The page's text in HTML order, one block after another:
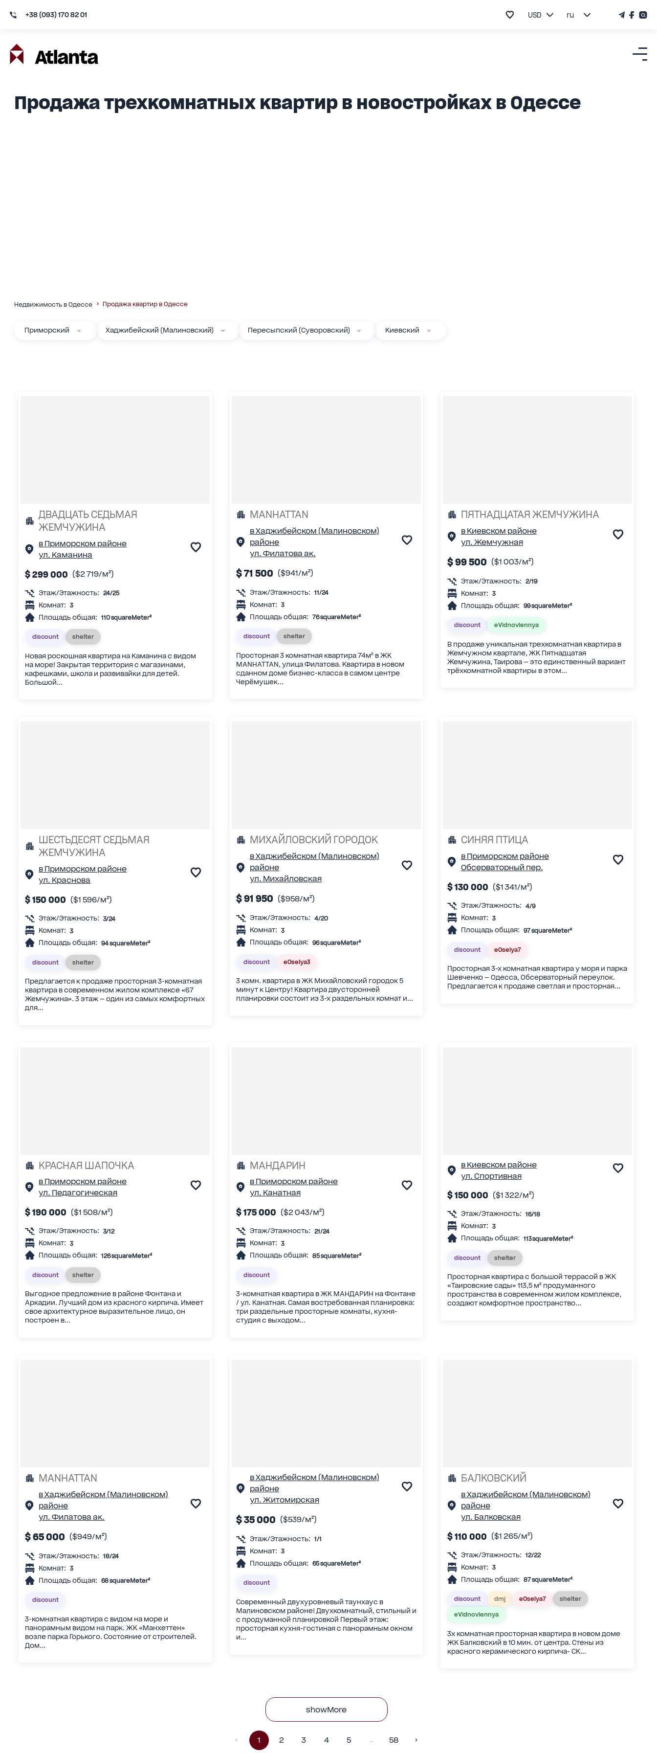
+38 (093) 170 82 01 USD ru
Продажа трехкомнатных квартир в новостройках в Одессе
Недвижимость в Одессе Продажа квартир в Одессе
Приморский Хаджибейский (Малиновский) Пересыпский (Суворовский) Киевский
ДВАДЦАТЬ СЕДЬМАЯ
ЖЕМЧУЖИНА
в Приморском районе
ул. Каманина
$ 299 000 ($2 719/м²)
Этаж/Этажность: 24/25
Комнат: 3
Площадь общая: 110 squareMeter²
discount shelter
Новая роскошная квартира на Каманина с видом
на море! Закрытая территория с магазинами,
кафешками, школа и развивайки для детей.
Большой...
MANHATTAN
в Хаджибейском (Малиновском)
районе
ул. Филатова ак.
$ 71 500 ($941/м²)
Этаж/Этажность: 11/24
Комнат: 3
Площадь общая: 76 squareMeter²
discount shelter
Просторная 3 комнатная квартира 74м² в ЖК
MANHATTAN, улица Филатова. Квартира в новом
сданном доме бизнес-класса в самом центре
Черёмушек...
ПЯТНАДЦАТАЯ ЖЕМЧУЖИНА
в Киевском районе
ул. Жемчужная
$ 99 500 ($1 003/м²)
Этаж/Этажность: 2/19
Комнат: 3
Площадь общая: 99 squareMeter²
discount eVidnovlennya
В продаже уникальная трехкомнатная квартира в
Жемчужном квартале, ЖК Пятнадцатая
Жемчужина, Таирова — это единственный вариант
трёхкомнатной квартиры в этом...
ШЕСТЬДЕСЯТ СЕДЬМАЯ
ЖЕМЧУЖИНА
в Приморском районе
ул. Краснова
$ 150 000 ($1 596/м²)
Этаж/Этажность: 3/24
Комнат: 3
Площадь общая: 94 squareMeter²
discount shelter
Предлагается к продаже просторная 3-комнатная
квартира в современном жилом комплексе «67
Жемчужина». 3 этаж — один из самых комфортных
для...
МИХАЙЛОВСКИЙ ГОРОДОК
в Хаджибейском (Малиновском)
районе
ул. Михайловская
$ 91 950 ($958/м²)
Этаж/Этажность: 4/20
Комнат: 3
Площадь общая: 96 squareMeter²
discount eOselya3
3 комн. квартира в ЖК Михайловский городок 5
минут к Центру! Квартира двусторонней
планировки состоит из 3-х раздельных комнат и...
СИНЯЯ ПТИЦА
в Приморском районе
Обсерваторный пер.
$ 130 000 ($1 341/м²)
Этаж/Этажность: 4/9
Комнат: 3
Площадь общая: 97 squareMeter²
discount eOselya7
Просторная 3-х комнатная квартира у моря и парка
Шевченко — Одесса, Обсерваторный переулок.
Предлагается к продаже светлая и просторная...
КРАСНАЯ ШАПОЧКА
в Приморском районе
ул. Педагогическая
$ 190 000 ($1 508/м²)
Этаж/Этажность: 3/12
Комнат: 3
Площадь общая: 126 squareMeter²
discount shelter
Выгодное предложение в районе Фонтана и
Аркадии. Лучший дом из красного кирпича. Имеет
свое архитектурное выразительное лицо, он
построен в...
МАНДАРИН
в Приморском районе
ул. Канатная
$ 175 000 ($2 043/м²)
Этаж/Этажность: 21/24
Комнат: 3
Площадь общая: 85 squareMeter²
discount
3-комнатная квартира в ЖК МАНДАРИН на Фонтане
/ ул. Канатная. Самая востребованная планировка:
три раздельные просторные комнаты, кухня-
студия с выходом...
в Киевском районе
ул. Спортивная
$ 150 000 ($1 322/м²)
Этаж/Этажность: 16/18
Комнат: 3
Площадь общая: 113 squareMeter²
discount shelter
Просторная квартира с большой террасой в ЖК
«Таировские сады» 113,5 м² продуманного
пространства в современном жилом комплексе,
создают комфортное пространство...
MANHATTAN
в Хаджибейском (Малиновском)
районе
ул. Филатова ак.
$ 65 000 ($949/м²)
Этаж/Этажность: 18/24
Комнат: 3
Площадь общая: 68 squareMeter²
discount
3-комнатная квартира с видом на море и
панорамным видом на парк. ЖК «Манхеттен»
возле парка Горького. Состояние от строителей.
Дом...
в Хаджибейском (Малиновском)
районе
ул. Житомирская
$ 35 000 ($539/м²)
Этаж/Этажность: 1/1
Комнат: 3
Площадь общая: 65 squareMeter²
discount
Современный двухуровневый таунхаус в
Малиновском районе! Двухкомнатный, стильный и
с продуманной планировкой Первый этаж:
просторная кухня-гостиная с панорамным окном
и...
БАЛКОВСКИЙ
в Хаджибейском (Малиновском)
районе
ул. Балковская
$ 110 000 ($1 265/м²)
Этаж/Этажность: 12/22
Комнат: 3
Площадь общая: 87 squareMeter²
discount dmj eOselya7 shelter
eVidnovlennya
3х комнатная просторная квартира в новом доме
ЖК Балковский в 10 мин. от центра. Стены из
красного керамического кирпича- СК...
showMore
1 2 3 4 5 58